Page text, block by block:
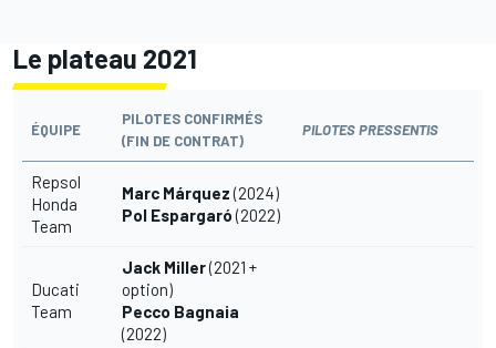
Le plateau 2021
ÉQUIPE
PILOTES CONFIRMÉS
(FIN DE CONTRAT)
PILOTES PRESSENTIS
Repsol
Honda
Team
Marc Márquez(2024)
Pol Espargaró(2022)
Ducati
Team
Jack Miller(2021 +
option)
Pecco Bagnaia
(2022)